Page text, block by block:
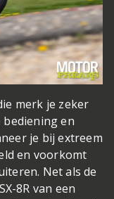
merk je zeker
bediening en
je bij extreem
en voorkomt
Net als de
8R van een